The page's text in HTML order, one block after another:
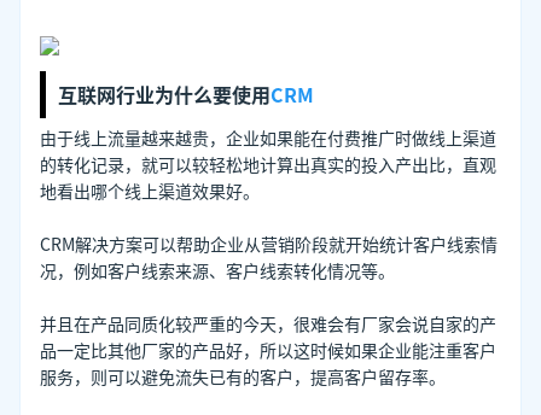
互联网行业为什么要使用CRM
由于线上流量越来越贵，企业如果能在付费推广时做线上渠道
的转化记录，就可以较轻松地计算出真实的投入产出比，直观
地看出哪个线上渠道效果好。
CRM解决方案可以帮助企业从营销阶段就开始统计客户线索情
况，例如客户线索来源、客户线索转化情况等。
并且在产品同质化较严重的今天，很难会有厂家会说自家的产
品一定比其他厂家的产品好，所以这时候如果企业能注重客户
服务，则可以避免流失已有的客户，提高客户留存率。